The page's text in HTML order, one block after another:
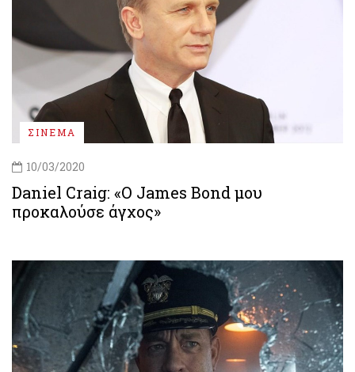
ΣΙΝΕΜΑ
10/03/2020
Daniel Craig: «Ο James Bond μου
προκαλούσε άγχος»